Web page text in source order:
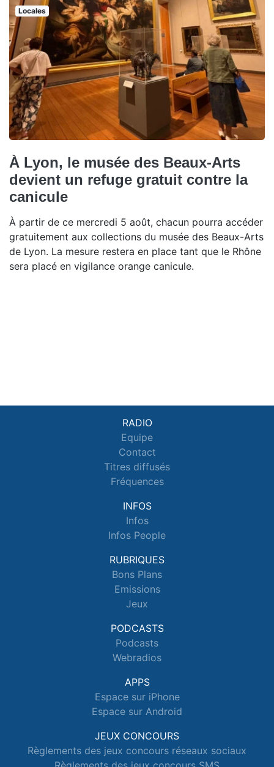
Locales
À Lyon, le musée des Beaux-Arts
devient un refuge gratuit contre la
canicule
À partir de ce mercredi 5 août, chacun pourra accéder
gratuitement aux collections du musée des Beaux-Arts
de Lyon. La mesure restera en place tant que le Rhône
sera placé en vigilance orange canicule.
RADIO
Equipe
Contact
Titres diffusés
Fréquences
INFOS
Infos
Infos People
RUBRIQUES
Bons Plans
Emissions
Jeux
PODCASTS
Podcasts
Webradios
APPS
Espace sur iPhone
Espace sur Android
JEUX CONCOURS
Règlements des jeux concours réseaux sociaux